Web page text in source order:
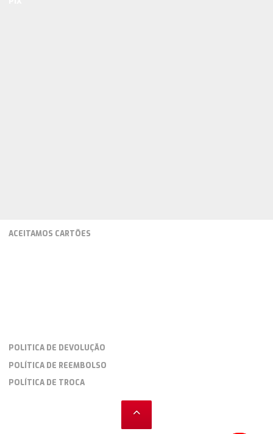
ACEITAMOS CARTÕES
POLITICA DE DEVOLUÇÃO
POLÍTICA DE REEMBOLSO
POLÍTICA DE TROCA